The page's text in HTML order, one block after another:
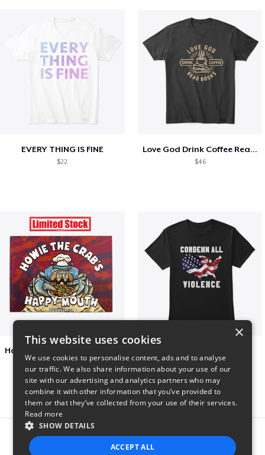
EVERY THING IS FINE
$22
Love God Drink Coffee Read Books
$46
$15 $41
Report this product
×
This website uses cookies
We use cookies to personalise content, ads and to analyse
our traffic. We also share information about your use of our
site with our advertising and analytics partners who may
combine it with other information that you’ve provided to
them or that they’ve collected from your use of their services.
Read more
SHOW DETAILS
ACCEPT ALL